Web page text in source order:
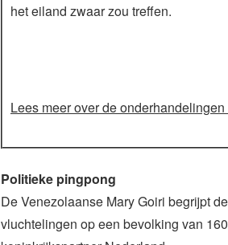
het eiland zwaar zou treffen.
Lees meer over de
Politieke pingpong
De Venezolaanse Mary Goiri begrijpt
vluchtelingen op een bevolking van